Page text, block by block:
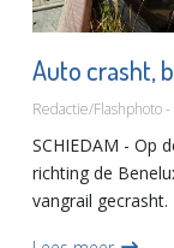
Auto crasht,
Redactie/Flashphoto
SCHIEDAM - Op
richting de
vangrail